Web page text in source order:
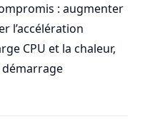
: augmenter
l’accélération
CPU et la chaleur,
démarrage